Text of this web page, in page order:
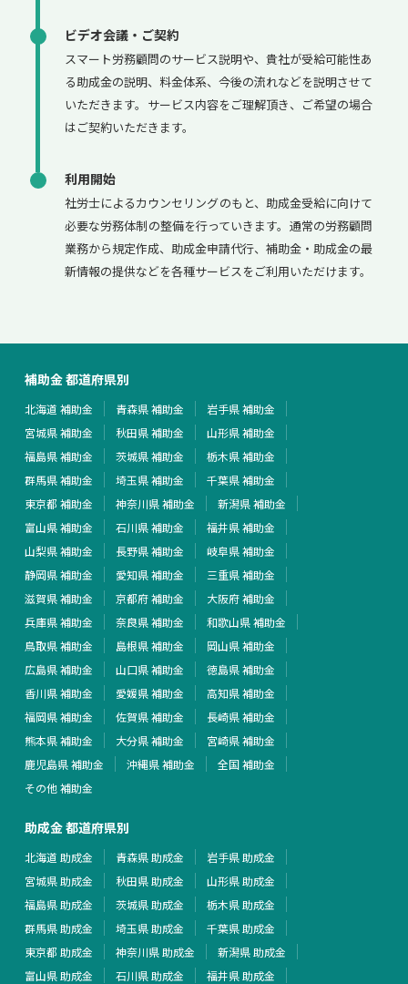
ビデオ会議・ご契約
スマート労務顧問のサービス説明や、貴社が受給可能性あ
る助成金の説明、料金体系、今後の流れなどを説明させて
いただきます。サービス内容をご理解頂き、ご希望の場合
はご契約いただきます。
利用開始
社労士によるカウンセリングのもと、助成金受給に向けて
必要な労務体制の整備を行っていきます。通常の労務顧問
業務から規定作成、助成金申請代行、補助金・助成金の最
新情報の提供などを各種サービスをご利用いただけます。
補助金 都道府県別
北海道 補助金 青森県 補助金
岩手県 補助金
宮城県 補助金
秋田県 補助金
山形県 補助金
福島県 補助金
茨城県 補助金
栃木県 補助金
群馬県 補助金
埼玉県 補助金
千葉県 補助金
東京都 補助金
神奈川県 補助金
新潟県 補助金
富山県 補助金
石川県 補助金
福井県 補助金
山梨県 補助金
長野県 補助金
岐阜県 補助金
静岡県 補助金
愛知県 補助金
三重県 補助金
滋賀県 補助金
京都府 補助金
大阪府 補助金
兵庫県 補助金
奈良県 補助金
和歌山県 補助金
鳥取県 補助金
島根県 補助金
岡山県 補助金
広島県 補助金
山口県 補助金
徳島県 補助金
香川県 補助金
愛媛県 補助金
高知県 補助金
福岡県 補助金
佐賀県 補助金
長崎県 補助金
熊本県 補助金
大分県 補助金
宮崎県 補助金
鹿児島県 補助金
沖縄県 補助金
全国 補助金
その他 補助金
助成金 都道府県別
北海道 助成金 青森県 助成金
岩手県 助成金
宮城県 助成金
秋田県 助成金
山形県 助成金
福島県 助成金
茨城県 助成金
栃木県 助成金
群馬県 助成金
埼玉県 助成金
千葉県 助成金
東京都 助成金
神奈川県 助成金
新潟県 助成金
富山県 助成金
石川県 助成金
福井県 助成金